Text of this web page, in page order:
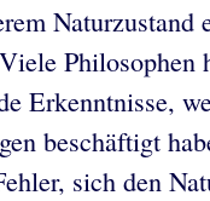
Philosophen
Erkenntnisse,
beschäftigt
sich den